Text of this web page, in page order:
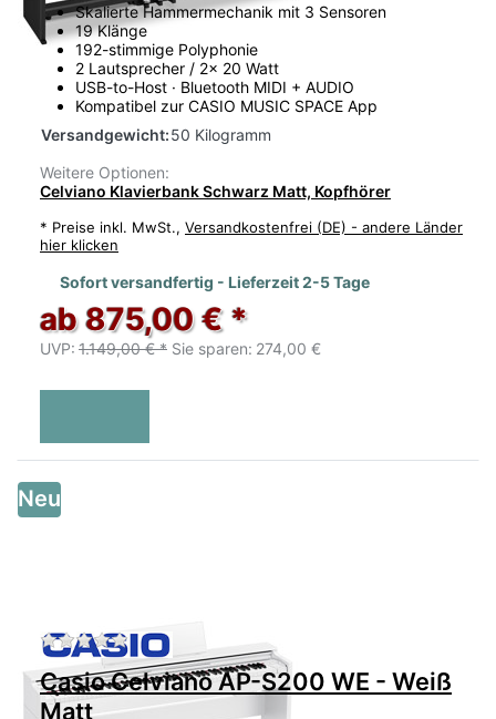
Skalierte Hammermechanik mit 3 Sensoren
19 Klänge
192-stimmige Polyphonie
2 Lautsprecher / 2x 20 Watt
USB-to-Host · Bluetooth MIDI + AUDIO
Kompatibel zur CASIO MUSIC SPACE App
Versandgewicht:50 Kilogramm
Weitere Optionen:
Celviano Klavierbank Schwarz Matt, Kopfhörer
* Preise inkl. MwSt., Versandkostenfrei (DE) - andere Länder
hier klicken
Sofort versandfertig - Lieferzeit 2-5 Tage
ab 875,00 € *
UVP: 1.149,00 € * Sie sparen: 274,00 €
Neu
Zu diesem Produkt liegen noch keine
Casio Celviano AP-S200 WE - Weiß
Matt